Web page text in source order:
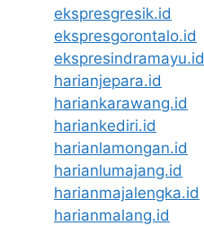
ekspresgresik.id
ekspresgorontalo.id
ekspresindramayu.id
harianjepara.id
hariankarawang.id
hariankediri.id
harianlamongan.id
harianlumajang.id
harianmajalengka.id
harianmalang.id